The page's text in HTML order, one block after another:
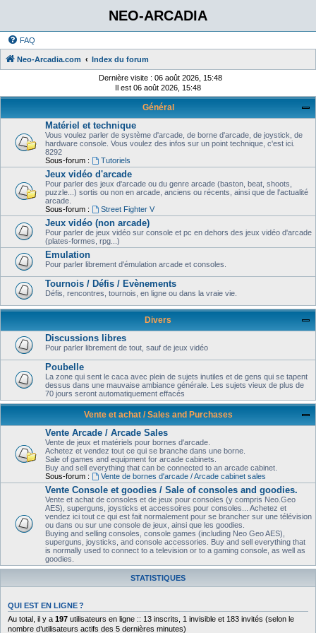
NEO-ARCADIA
FAQ
Neo-Arcadia.com Index du forum
Dernière visite : 06 août 2026, 15:48
Il est 06 août 2026, 15:48
Général
Matériel et technique
Vous voulez parler de système d'arcade, de borne d'arcade, de joystick, de
hardware console. Vous voulez des infos sur un point technique, c'est ici.
8292
Sous-forum :
Tutoriels
Jeux vidéo d'arcade
Pour parler des jeux d'arcade ou du genre arcade (baston, beat, shoots,
puzzle...) sortis ou non en arcade, anciens ou récents, ainsi que de l'actualité
arcade.
Sous-forum :
Street Fighter V
Jeux vidéo (non arcade)
Pour parler de jeux vidéo sur console et pc en dehors des jeux vidéo d'arcade
(plates-formes, rpg...)
Emulation
Pour parler librement d'émulation arcade et consoles.
Tournois / Défis / Evènements
Défis, rencontres, tournois, en ligne ou dans la vraie vie.
Divers
Discussions libres
Pour parler librement de tout, sauf de jeux vidéo
Poubelle
La zone qui sent le caca avec plein de sujets inutiles et de gens qui se tapent
dessus dans une mauvaise ambiance générale. Les sujets vieux de plus de
70 jours seront automatiquement effacés
Vente et achat / Sales and Purchases
Vente Arcade / Arcade Sales
Vente de jeux et matériels pour bornes d'arcade.
Achetez et vendez tout ce qui se branche dans une borne.
Sale of games and equipment for arcade cabinets.
Buy and sell everything that can be connected to an arcade cabinet.
Sous-forum :
Vente de bornes d'arcade / Arcade cabinet sales
Vente Console et goodies / Sale of consoles and goodies.
Vente et achat de consoles et de jeux pour consoles (y compris Neo.Geo
AES), superguns, joysticks et accessoires pour consoles... Achetez et
vendez ici tout ce qui est fait normalement pour se brancher sur une télévision
ou dans ou sur une console de jeux, ainsi que les goodies.
Buying and selling consoles, console games (including Neo Geo AES),
superguns, joysticks, and console accessories. Buy and sell everything that
is normally used to connect to a television or to a gaming console, as well as
goodies.
STATISTIQUES
QUI EST EN LIGNE ?
Au total, il y a 197 utilisateurs en ligne :: 13 inscrits, 1 invisible et 183 invités (selon le
nombre d’utilisateurs actifs des 5 dernières minutes)